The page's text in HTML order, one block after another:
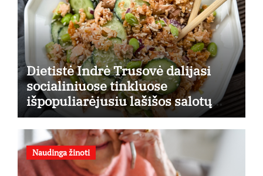
Dietistė Indrė Trusovė dalijasi
socialiniuose tinkluose
išpopuliarėjusiu lašišos salotų
receptu
Naudinga žinoti